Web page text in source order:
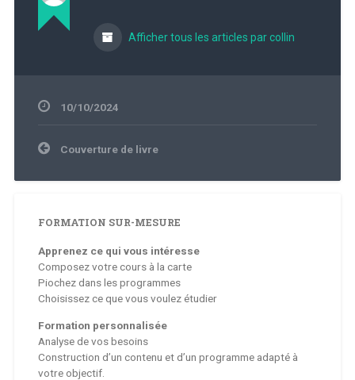
Afficher tous les articles par collin
10/10/2024
Navigation
de
Couverture de livre
FORMATION SUR-MESURE
Apprenez ce qui vous intéresse
Composez votre cours à la carte
Piochez dans les programmes
Choisissez ce que vous voulez étudier
Formation personnalisée
Analyse de vos besoins
Construction d’un contenu et d’un programme adapté à
votre objectif.